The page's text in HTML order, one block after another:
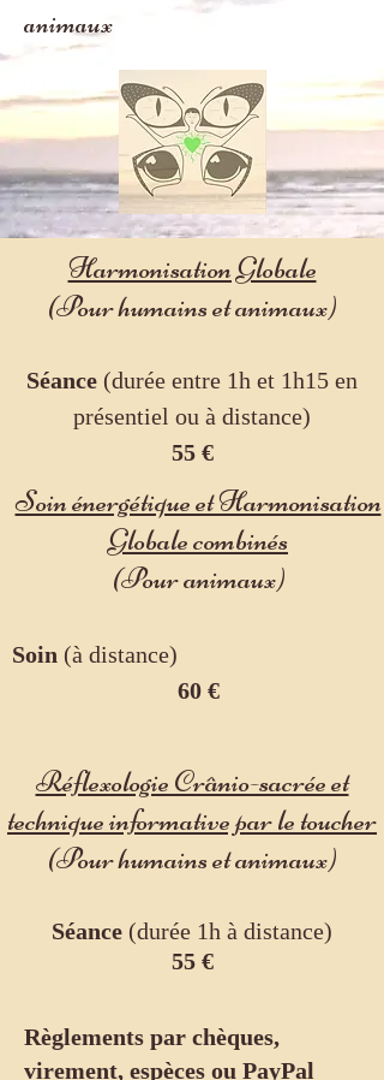
animaux
Harmonisation Globale
(Pour humains et animaux)
Séance (durée entre 1h et 1h15 en
présentiel ou à distance)
55€
Soin énergétique et Harmonisation
Globale combinés
(Pour animaux)
Soin (à distance)
60 €
Réflexologie Crânio-sacrée et
technique informative par le toucher
(Pour humains et animaux)
Séance (durée 1h à distance)
55 €
Règlements par chèques,
virement, espèces ou PayPal